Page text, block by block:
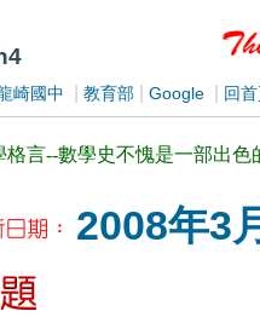
崎國中 教育部 Google 回
格言--數學史不愧是一部出色
2008年3